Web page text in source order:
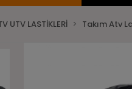
UTV LASTİKLERİ Takım Atv